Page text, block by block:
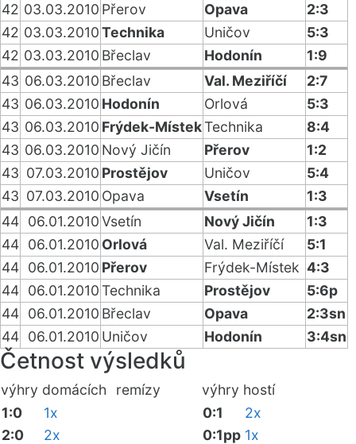
42 03.03.2010 Přerov Opava
2:3
42 03.03.2010Technika Uničov
5:3
42 03.03.2010 Břeclav Hodonín
1:9
43 06.03.2010 Břeclav Val. Meziříčí
2:7
43 06.03.2010 Hodonín Orlová
5:3
43 06.03.2010 Frýdek-MístekTechnika
8:4
43 06.03.2010 Nový Jičín Přerov
1:2
43 07.03.2010 Prostějov Uničov
5:4
43 07.03.2010 Opava Vsetín
1:3
44 06.01.2010Vsetín Nový Jičín
1:3
44 06.01.2010 Orlová Val. Meziříčí
5:1
44 06.01.2010 Přerov Frýdek-Místek 4:3
44 06.01.2010Technika Prostějov
5:6p
44 06.01.2010 Břeclav Opava
2:3sn
44 06.01.2010 Uničov Hodonín 3:4sn
Četnost výsledků
výhry domácích remízy výhry hostí
1:0
1x
2:0
2x
0:1
2x
0:1pp 1x